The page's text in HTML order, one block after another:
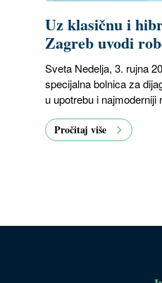
Uz klasičnu i
Zagreb uvodi
Sveta Nedelja, 3. rujna
specijalna bolnica za
u upotrebu i
Pročitaj više